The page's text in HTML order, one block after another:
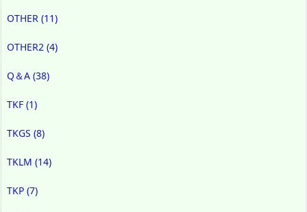
OTHER (11)
OTHER2 (4)
Q＆A (38)
TKF (1)
TKGS (8)
TKLM (14)
TKP (7)